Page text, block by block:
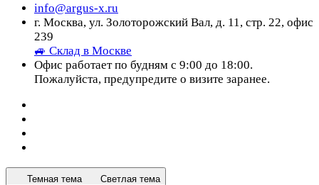
info@argus-x.ru
г. Москва, ул. Золоторожский Вал, д. 11, стр. 22, офис
239
🚙 Склад в Москве
Офис работает по будням с 9:00 до 18:00.
Пожалуйста, предупредите о визите заранее.
Темная тема Светлая тема